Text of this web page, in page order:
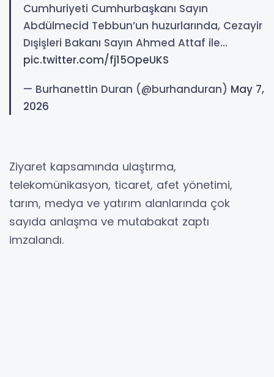
Cumhuriyeti Cumhurbaşkanı Sayın
Abdülmecid Tebbun’un huzurlarında, Cezayir
Dışişleri Bakanı Sayın Ahmed Attaf ile…
pic.twitter.com/fj15OpeUKS
— Burhanettin Duran (@burhanduran) May 7,
2026
Ziyaret kapsamında ulaştırma,
telekomünikasyon, ticaret, afet yönetimi,
tarım, medya ve yatırım alanlarında çok
sayıda anlaşma ve mutabakat zaptı
imzalandı.